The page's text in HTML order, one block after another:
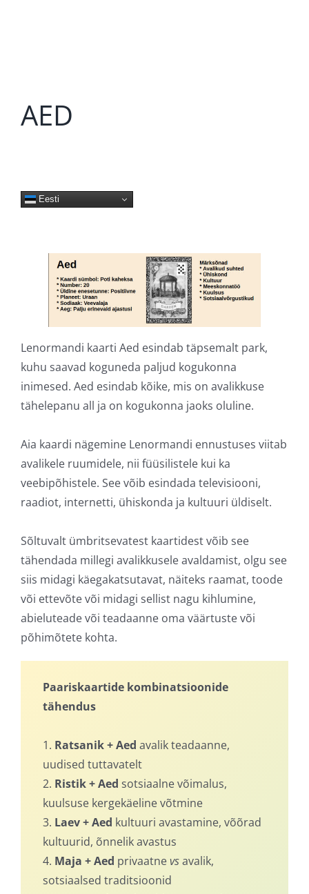
AED
Lenormandi kaarti Aed esindab täpsemalt park,
kuhu saavad koguneda paljud kogukonna
inimesed. Aed esindab kõike, mis on avalikkuse
tähelepanu all ja on kogukonna jaoks oluline.
Aia kaardi nägemine Lenormandi ennustuses viitab
avalikele ruumidele, nii füüsilistele kui ka
veebipõhistele. See võib esindada televisiooni,
raadiot, internetti, ühiskonda ja kultuuri üldiselt.
Sõltuvalt ümbritsevatest kaartidest võib see
tähendada millegi avalikkusele avaldamist, olgu see
siis midagi käegakatsutavat, näiteks raamat, toode
või ettevõte või midagi sellist nagu kihlumine,
abieluteade või teadaanne oma väärtuste või
põhimõtete kohta.
Paariskaartide kombinatsioonide
tähendus
1. Ratsanik + Aed avalik teadaanne,
uudised tuttavatelt
2. Ristik + Aed sotsiaalne võimalus,
kuulsuse kergekäeline võtmine
3. Laev + Aed kultuuri avastamine, võõrad
kultuurid, õnnelik avastus
4. Maja + Aed privaatnevsavalik,
sotsiaalsed traditsioonid
Eesti